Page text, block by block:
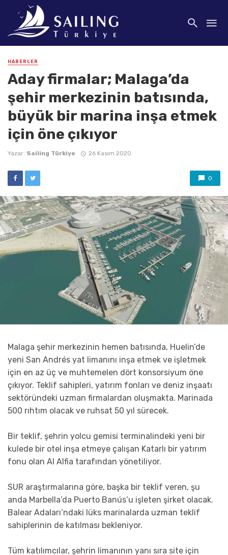
HABERLER
Aday firmalar; Malaga’da
şehir merkezinin batısında,
büyük bir marina inşa etmek
için öne çıkıyor
Yazar: Sailing Türkiye 26 Kasım 2020
0
Malaga şehir merkezinin hemen batısında, Huelin’de
yeni San Andrés yat limanını inşa etmek ve işletmek
için en az üç ve muhtemelen dört konsorsiyum öne
çıkıyor. Teklif sahipleri, yatırım fonları ve deniz inşaatı
sektöründeki uzman firmalardan oluşmakta. Marinada
500 rıhtım olacak ve ruhsat 50 yıl sürecek.
Bir teklif, şehrin yolcu gemisi terminalindeki yeni bir
kulede bir otel inşa etmeye çalışan Katarlı bir yatırım
fonu olan Al Alfia tarafından yönetiliyor.
SUR araştırmalarına göre, başka bir teklif veren, şu
anda Marbella’da Puerto Banús’u işleten şirket olacak.
Balear Adaları’ndaki lüks marinalarda uzman teklif
sahiplerinin de katılması bekleniyor.
Tüm katılımcılar, şehrin limanının yanı sıra site için